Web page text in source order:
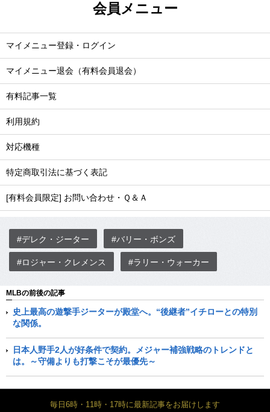
会員メニュー
マイメニュー登録・ログイン
マイメニュー退会（有料会員退会）
有料記事一覧
利用規約
対応機種
特定商取引法に基づく表記
[有料会員限定] お問い合わせ・Ｑ＆Ａ
#デレク・ジーター #バリー・ボンズ
#ロジャー・クレメンス #ラリー・ウォーカー
MLBの前後の記事
史上最高の遊撃手ジーターが殿堂へ。“後継者”イチローとの特別
な関係。
日本人野手2人が好条件で契約。メジャー補強戦略のトレンドと
は。～守備よりも打撃こそが最優先～
毎日6時・11時・17時に最新記事をお届けします